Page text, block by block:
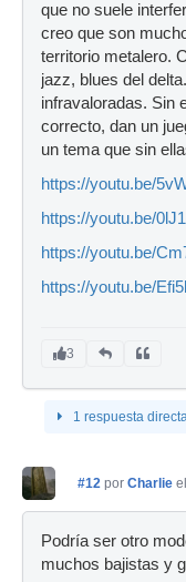
que no suele
creo que son
territorio metalero.
jazz, blues del
infravaloradas. Sin
correcto, dan un
un tema que sin
https://youtu.be/
https://youtu.be/
https://youtu.be/
https://youtu.be/
3
1 respuesta
#12 por Charlie
Podría ser otro
muchos bajistas y